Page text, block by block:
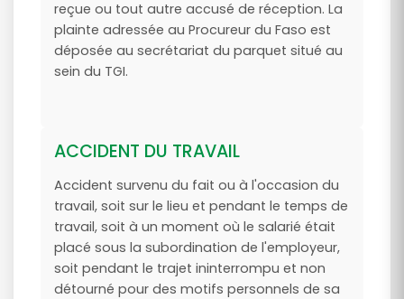
reçue ou tout autre accusé de réception. La
plainte adressée au Procureur du Faso est
déposée au secrétariat du parquet situé au
sein du TGI.
ACCIDENT DU TRAVAIL
Accident survenu du fait ou à l'occasion du
travail, soit sur le lieu et pendant le temps de
travail, soit à un moment où le salarié était
placé sous la subordination de l'employeur,
soit pendant le trajet ininterrompu et non
détourné pour des motifs personnels de sa